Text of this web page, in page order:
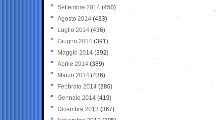
Settembre 2014 (450)
Agosto 2014 (433)
Luglio 2014 (436)
Giugno 2014 (391)
Maggio 2014 (392)
Aprile 2014 (389)
Marzo 2014 (436)
Febbraio 2014 (386)
Gennaio 2014 (419)
Dicembre 2013 (367)